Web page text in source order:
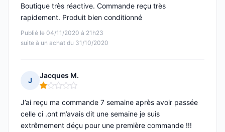
Publié le 04/11/2020 à 21h23
suite à un achat du 31/10/2020
Boutique très réactive. Commande reçu très
rapidement. Produit bien conditionné
J
Jacques M.
Note : 1 sur 5
J’ai reçu ma commande 7 semaine après avoir passée
celle ci .ont m’avais dit une semaine je suis
extrêmement déçu pour une première commande !!!